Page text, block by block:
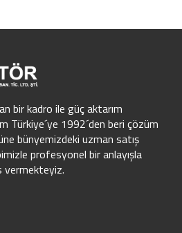
bir kadro ile güç aktarım
Türkiye´ye 1992´den beri çözüm
bünyemizdeki uzman satış
profesyonel bir anlayışla